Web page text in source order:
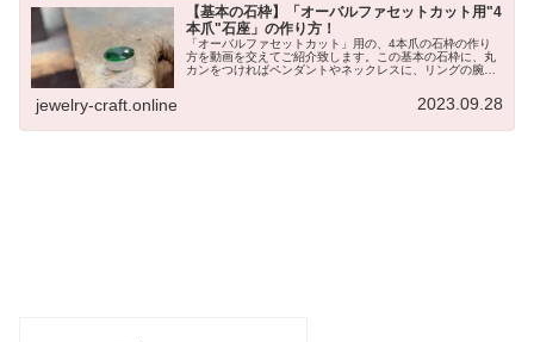
【基本の石枠】「オーバルファセットカット用"4
本爪"石座」の作り方！
「オーバルファセットカット」用の、4本爪の石枠の作り
方を動画を交えてご紹介致します。この基本の石枠に、丸
カンをつければペンダントやネックレスに、リングの腕を
jewelry-craft.online 2023.09.28